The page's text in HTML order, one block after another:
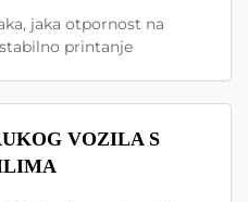
jaka otpornost na
printanje
VOZILA S